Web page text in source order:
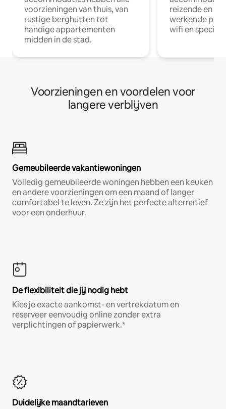
voorzieningen van thuis, van
rustige berghutten tot
handige appartementen
midden in de stad.
reizende en
werkende
wifi en
Voorzieningen en voordelen voor
langere verblijven
Gemeubileerde vakantiewoningen
Volledig gemeubileerde woningen hebben een keuken
en andere voorzieningen om een maand of langer
comfortabel te leven. Ze zijn het perfecte alternatief
voor een onderhuur.
De flexibiliteit die jij nodig hebt
Kies je exacte aankomst- en vertrekdatum en
reserveer eenvoudig online zonder extra
verplichtingen of papierwerk.*
Duidelijke maandtarieven